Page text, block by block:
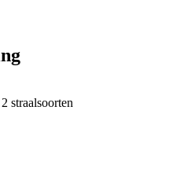
straalsoorten